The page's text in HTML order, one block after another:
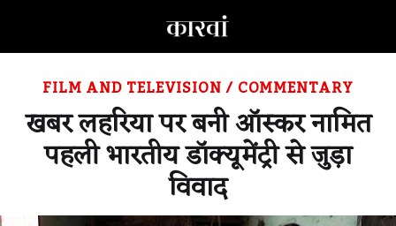
FILM AND TELEVISION/COMMENTARY
खबर लहरिया पर बनी ऑस्कर नामित
पहली भारतीय डॉक्यूमेंट्री से जुड़ा
विवाद